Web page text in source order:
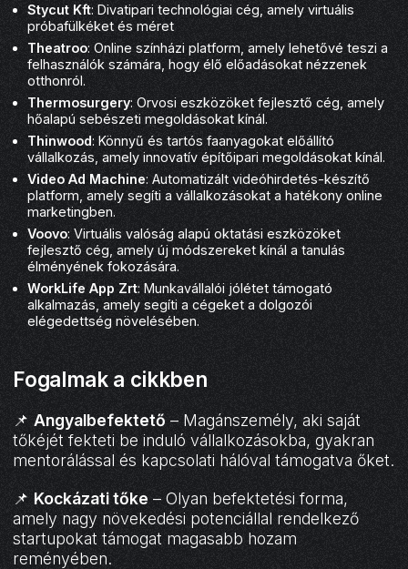
Stycut Kft: Divatipari technológiai cég, amely virtuális
próbafülkéket és méret
Theatroo: Online színházi platform, amely lehetővé teszi a
felhasználók számára, hogy élő előadásokat nézzenek
otthonról.
Thermosurgery: Orvosi eszközöket fejlesztő cég, amely
hőalapú sebészeti megoldásokat kínál.
Thinwood: Könnyű és tartós faanyagokat előállító
vállalkozás, amely innovatív építőipari megoldásokat kínál.
Video Ad Machine: Automatizált videóhirdetés-készítő
platform, amely segíti a vállalkozásokat a hatékony online
marketingben.
Voovo: Virtuális valóság alapú oktatási eszközöket
fejlesztő cég, amely új módszereket kínál a tanulás
élményének fokozására.
WorkLife App Zrt: Munkavállalói jólétet támogató
alkalmazás, amely segíti a cégeket a dolgozói
elégedettség növelésében.
Fogalmak a cikkben
📌Angyalbefektető – Magánszemély, aki saját
tőkéjét fekteti be induló vállalkozásokba, gyakran
mentorálással és kapcsolati hálóval támogatva őket.
📌 Kockázati tőke – Olyan befektetési forma,
amely nagy növekedési potenciállal rendelkező
startupokat támogat magasabb hozam
reményében.